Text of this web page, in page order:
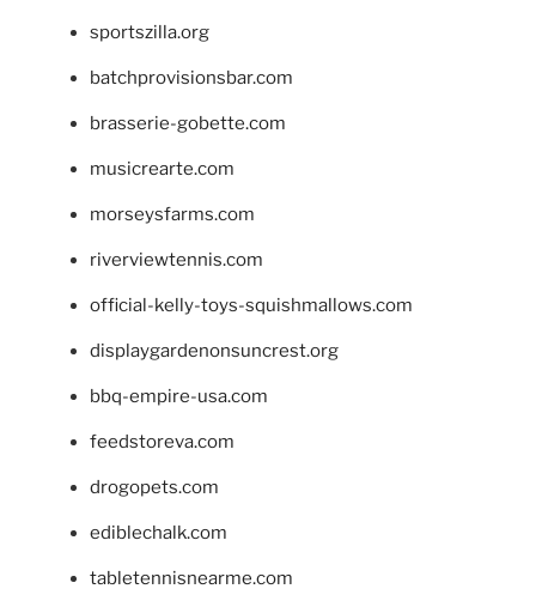
sportszilla.org
batchprovisionsbar.com
brasserie-gobette.com
musicrearte.com
morseysfarms.com
riverviewtennis.com
official-kelly-toys-squishmallows.com
displaygardenonsuncrest.org
bbq-empire-usa.com
feedstoreva.com
drogopets.com
ediblechalk.com
tabletennisnearme.com